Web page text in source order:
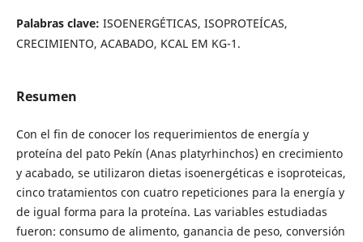
Palabras clave: ISOENERGÉTICAS, ISOPROTEÍCAS,
CRECIMIENTO, ACABADO, KCAL EM KG-1.
Resumen
Con el fin de conocer los requerimientos de energía y
proteína del pato Pekín (Anas platyrhinchos) en crecimiento
y acabado, se utilizaron dietas isoenergéticas e isoproteicas,
cinco tratamientos con cuatro repeticiones para la energía y
de igual forma para la proteína. Las variables estudiadas
fueron: consumo de alimento, ganancia de peso, conversión